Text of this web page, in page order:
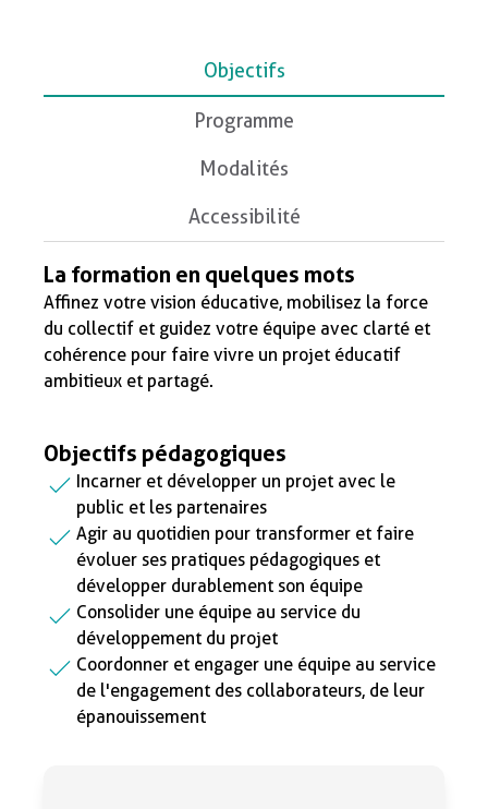
Objectifs
Programme
Modalités
Accessibilité
La formation en quelques mots
Affinez votre vision éducative, mobilisez la force
du collectif et guidez votre équipe avec clarté et
cohérence pour faire vivre un projet éducatif
ambitieux et partagé.
Objectifs pédagogiques
Incarner et développer un projet avec le
public et les partenaires
Agir au quotidien pour transformer et faire
évoluer ses pratiques pédagogiques et
développer durablement son équipe
Consolider une équipe au service du
développement du projet
Coordonner et engager une équipe au service
de l'engagement des collaborateurs, de leur
épanouissement